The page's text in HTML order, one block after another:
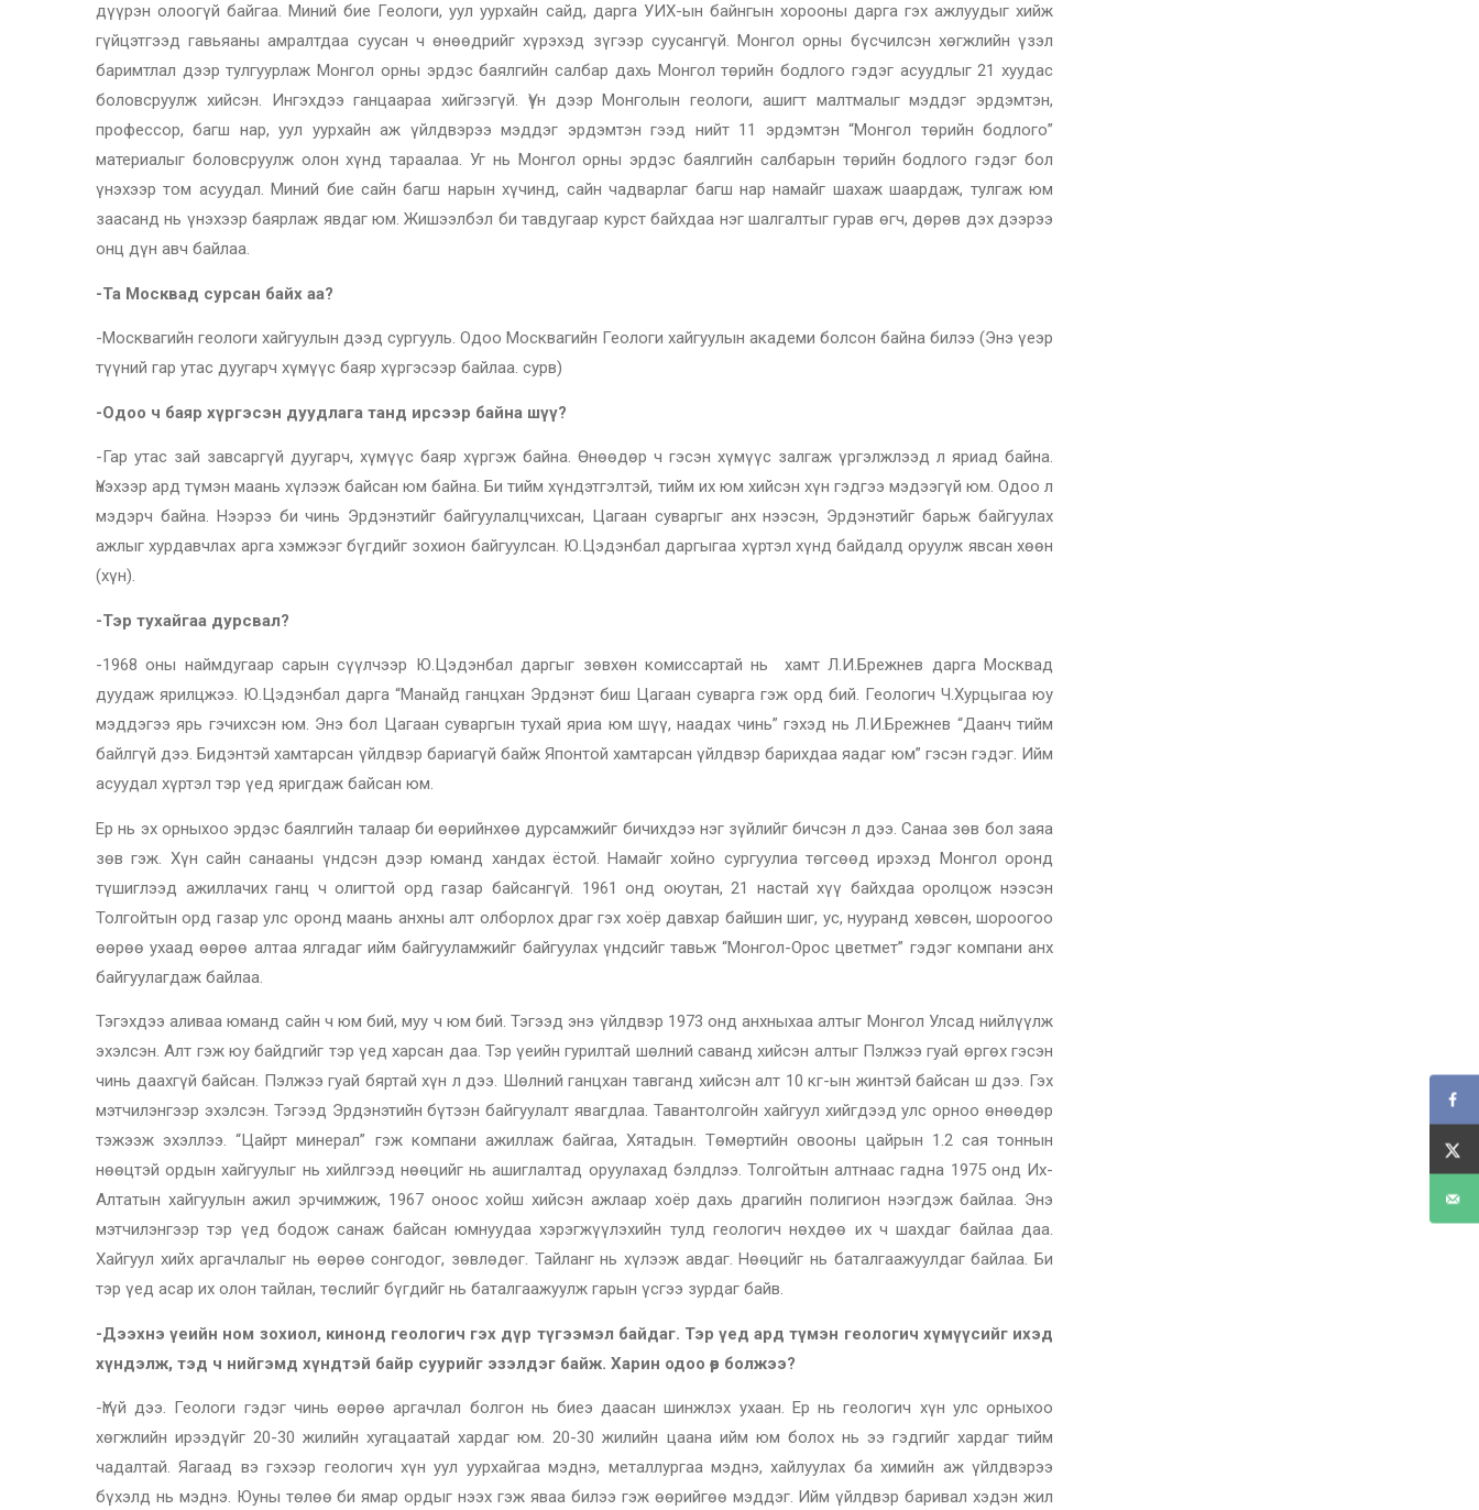
дүүрэн олоогүй байгаа. Миний бие Геологи, уул уурхайн сайд, дарга УИХ-ын байнгын хорооны дарга гэх ажлуудыг хийж
гүйцэтгээд гавьяаны амралтдаа суусан ч өнөөдрийг хүрэхэд зүгээр суусангүй. Монгол орны бүсчилсэн хөгжлийн үзэл
баримтлал дээр тулгуурлаж Монгол орны эрдэс баялгийн салбар дахь Монгол төрийн бодлого гэдэг асуудлыг 21 хуудас
боловсруулж хийсэн. Ингэхдээ ганцаараа хийгээгүй. Үүн дээр Монголын геологи, ашигт малтмалыг мэддэг эрдэмтэн,
профессор, багш нар, уул уурхайн аж үйлдвэрээ мэддэг эрдэмтэн гээд нийт 11 эрдэмтэн “Монгол төрийн бодлого”
материалыг боловсруулж олон хүнд тараалаа. Уг нь Монгол орны эрдэс баялгийн салбарын төрийн бодлого гэдэг бол
үнэхээр том асуудал. Миний бие сайн багш нарын хүчинд, сайн чадварлаг багш нар намайг шахаж шаардаж, тулгаж юм
заасанд нь үнэхээр баярлаж явдаг юм. Жишээлбэл би тавдугаар курст байхдаа нэг шалгалтыг гурав өгч, дөрөв дэх дээрээ
онц дүн авч байлаа.
-Та Москвад сурсан байх аа?
-Москвагийн геологи хайгуулын дээд сургууль. Одоо Москвагийн Геологи хайгуулын академи болсон байна билээ (Энэ үеэр
түүний гар утас дуугарч хүмүүс баяр хүргэсээр байлаа. сурв)
-Одоо ч баяр хүргэсэн дуудлага танд ирсээр байна шүү?
-Гар утас зай завсаргүй дуугарч, хүмүүс баяр хүргэж байна. Өнөөдөр ч гэсэн хүмүүс залгаж үргэлжлээд л яриад байна.
Үнэхээр ард түмэн маань хүлээж байсан юм байна. Би тийм хүндэтгэлтэй, тийм их юм хийсэн хүн гэдгээ мэдээгүй юм. Одоо л
мэдэрч байна. Нээрээ би чинь Эрдэнэтийг байгуулалцчихсан, Цагаан суваргыг анх нээсэн, Эрдэнэтийг барьж байгуулах
ажлыг хурдавчлах арга хэмжээг бүгдийг зохион байгуулсан. Ю.Цэдэнбал даргыгаа хүртэл хүнд байдалд оруулж явсан хөөн
(хүн).
-Тэр тухайгаа дурсвал?
-1968 оны наймдугаар сарын сүүлчээр Ю.Цэдэнбал даргыг зөвхөн комиссартай нь хамт Л.И.Брежнев дарга Москвад
дуудаж ярилцжээ. Ю.Цэдэнбал дарга “Манайд ганцхан Эрдэнэт биш Цагаан суварга гэж орд бий. Геологич Ч.Хурцыгаа юу
мэддэгээ ярь гэчихсэн юм. Энэ бол Цагаан суваргын тухай яриа юм шүү, наадах чинь” гэхэд нь Л.И.Брежнев “Даанч тийм
байлгүй дээ. Бидэнтэй хамтарсан үйлдвэр бариагүй байж Японтой хамтарсан үйлдвэр барихдаа яадаг юм” гэсэн гэдэг. Ийм
асуудал хүртэл тэр үед яригдаж байсан юм.
Ер нь эх орныхоо эрдэс баялгийн талаар би өөрийнхөө дурсамжийг бичихдээ нэг зүйлийг бичсэн л дээ. Санаа зөв бол заяа
зөв гэж. Хүн сайн санааны үндсэн дээр юманд хандах ёстой. Намайг хойно сургуулиа төгсөөд ирэхэд Монгол оронд
түшиглээд ажиллачих ганц ч олигтой орд газар байсангүй. 1961 онд оюутан, 21 настай хүү байхдаа оролцож нээсэн
Толгойтын орд газар улс оронд маань анхны алт олборлох драг гэх хоёр давхар байшин шиг, ус, нууранд хөвсөн, шороогоо
өөрөө ухаад өөрөө алтаа ялгадаг ийм байгууламжийг байгуулах үндсийг тавьж “Монгол-Орос цветмет” гэдэг компани анх
байгуулагдаж байлаа.
Тэгэхдээ аливаа юманд сайн ч юм бий, муу ч юм бий. Тэгээд энэ үйлдвэр 1973 онд анхныхаа алтыг Монгол Улсад нийлүүлж
эхэлсэн. Алт гэж юу байдгийг тэр үед харсан даа. Тэр үеийн гурилтай шөлний саванд хийсэн алтыг Пэлжээ гуай өргөх гэсэн
чинь даахгүй байсан. Пэлжээ гуай бяртай хүн л дээ. Шөлний ганцхан тавганд хийсэн алт 10 кг-ын жинтэй байсан ш дээ. Гэх
мэтчилэнгээр эхэлсэн. Тэгээд Эрдэнэтийн бүтээн байгуулалт явагдлаа. Тавантолгойн хайгуул хийгдээд улс орноо өнөөдөр
тэжээж эхэллээ. “Цайрт минерал” гэж компани ажиллаж байгаа, Хятадын. Төмөртийн овооны цайрын 1.2 сая тоннын
нөөцтэй ордын хайгуулыг нь хийлгээд нөөцийг нь ашиглалтад оруулахад бэлдлээ. Толгойтын алтнаас гадна 1975 онд Их-
Алтатын хайгуулын ажил эрчимжиж, 1967 оноос хойш хийсэн ажлаар хоёр дахь драгийн полигион нээгдэж байлаа. Энэ
мэтчилэнгээр тэр үед бодож санаж байсан юмнуудаа хэрэгжүүлэхийн тулд геологич нөхдөө их ч шахдаг байлаа даа.
Хайгуул хийх аргачлалыг нь өөрөө сонгодог, зөвлөдөг. Тайланг нь хүлээж авдаг. Нөөцийг нь баталгаажуулдаг байлаа. Би
тэр үед асар их олон тайлан, төслийг бүгдийг нь баталгаажуулж гарын үсгээ зурдаг байв.
-Дээхнэ үеийн ном зохиол, кинонд геологич гэх дүр түгээмэл байдаг. Тэр үед ард түмэн геологич хүмүүсийг ихэд
хүндэлж, тэд ч нийгэмд хүндтэй байр суурийг эзэлдэг байж. Харин одоо өөр болжээ?
-Үгүй дээ. Геологи гэдэг чинь өөрөө аргачлал болгон нь биеэ даасан шинжлэх ухаан. Ер нь геологич хүн улс орныхоо
хөгжлийн ирээдүйг 20-30 жилийн хугацаатай хардаг юм. 20-30 жилийн цаана ийм юм болох нь ээ гэдгийг хардаг тийм
чадалтай. Яагаад вэ гэхээр геологич хүн уул уурхайгаа мэднэ, металлургаа мэднэ, хайлуулах ба химийн аж үйлдвэрээ
бүхэлд нь мэднэ. Юуны төлөө би ямар ордыг нээх гэж яваа билээ гэж өөрийгөө мэддэг. Ийм үйлдвэр баривал хэдэн жил